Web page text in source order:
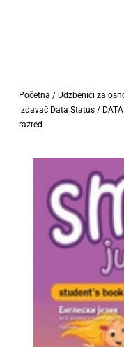
Početna / Udzbenici za
izdavač Data Status/
razred